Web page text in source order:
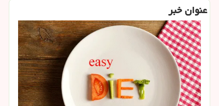
عنوان خبر